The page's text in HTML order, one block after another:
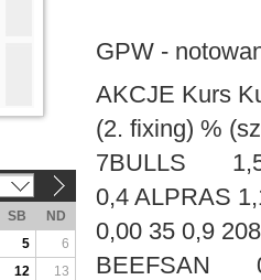
GPW -
AKCJE Kurs
(2. fixing) %
7BULLS 1,50
0,4 ALPRAS
0,00 35 0,9
BEEFSAN
SB
ND
5
6
12
13